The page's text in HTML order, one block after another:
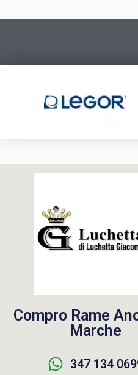
Compro Rame
Marche
347 134